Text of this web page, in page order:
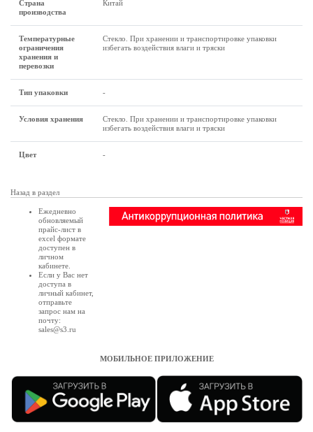
Страна
производства
Китай
Температурные
ограничения
хранения и
перевозки
Стекло. При хранении и транспортировке упаковки
избегать воздействия влаги и тряски
Тип упаковки -
Условия хранения
Стекло. При хранении и транспортировке упаковки
избегать воздействия влаги и тряски
Цвет -
Назад в раздел
Ежедневно
обновляемый
прайс-лист в
excel формате
доступен в
личном
кабинете
Если у Вас нет
доступа в
личный кабинет,
отправьте
запрос нам на
почту:
sales@s3.ru
МОБИЛЬНОЕ ПРИЛОЖЕНИЕ